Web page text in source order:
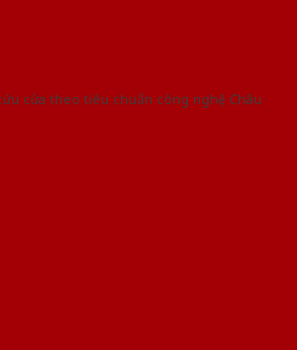
cửa theo tiêu chuẩn công nghệ Châu
cấp hàng đầu tại Việt Nam!